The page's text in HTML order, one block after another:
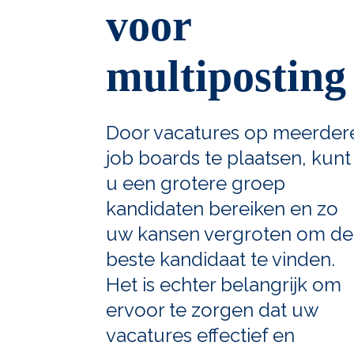
voor
multiposting
Door vacatures op
job boards te plaatsen, kunt
u een grotere groep
kandidaten bereiken en zo
uw kansen vergroten om de
beste kandidaat te vinden.
Het is echter belangrijk om
ervoor te zorgen dat uw
vacatures effectief en